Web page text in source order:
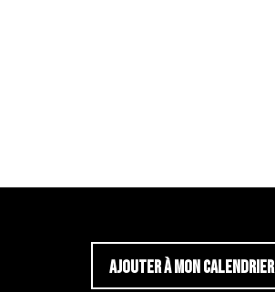
AJOUTER À MON CALENDRIER